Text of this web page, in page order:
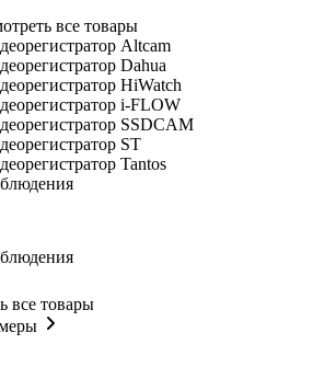
все товары
Altcam
Dahua
HiWatch
i-FLOW
SSDCAM
ST
Tantos
все товары